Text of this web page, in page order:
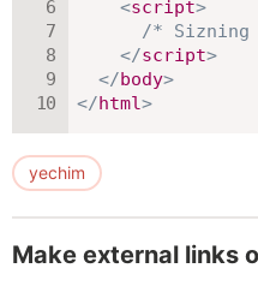
<script>
/* Sizning
</script>
</body>
</html>
yechim
Make external links